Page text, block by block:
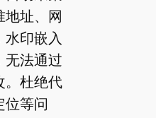
地址、网
水印嵌入
无法通过
。杜绝代
位等问